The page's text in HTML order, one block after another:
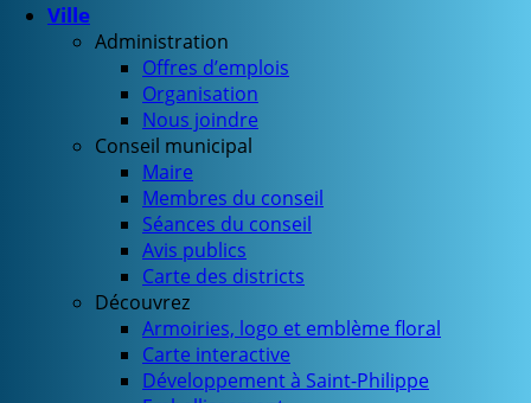
Ville
Administration
Offres d’emplois
Organisation
Nous joindre
Conseil municipal
Maire
Membres du conseil
Séances du conseil
Avis publics
Carte des districts
Découvrez
Armoiries, logo et emblème floral
Carte interactive
Développement à Saint-Philippe